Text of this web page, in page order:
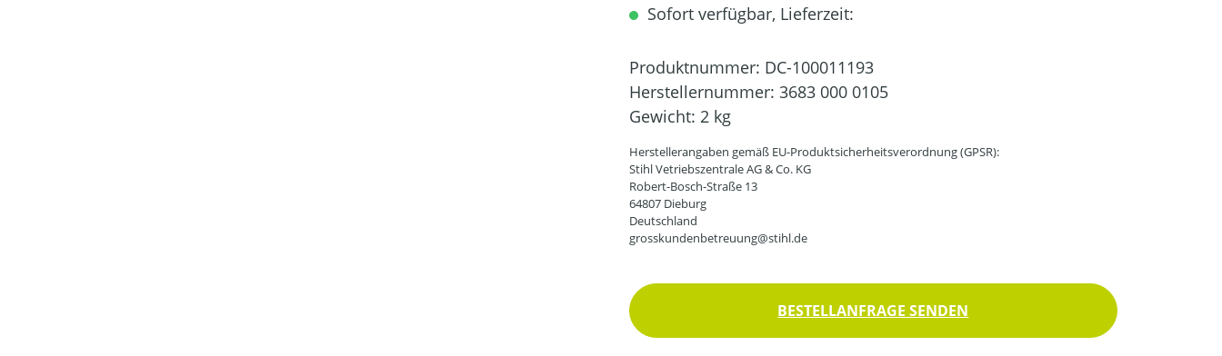
Sofort verfügbar, Lieferzeit:
Produktnummer: DC-100011193
Herstellernummer: 3683 000 0105
Gewicht: 2 kg
Herstellerangaben gemäß EU-Produktsicherheitsverordnung (GPSR):
Stihl Vetriebszentrale AG & Co. KG
Robert-Bosch-Straße 13
64807 Dieburg
Deutschland
grosskundenbetreuung@stihl.de
BESTELLANFRAGE SENDEN